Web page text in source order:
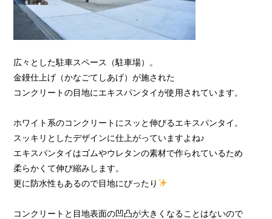
広々とした駐車スペース（駐車場）。
金鏝仕上げ（かなごてしあげ）が施された
コンクリートの目地にエキスパンタイが使用されています。
ホワイト系のコンクリートにスッと伸びるエキスパンタイ。
スッキリとしたデザインに仕上がっていますよね♪
エキスパンタイはゴムやウレタンの素材で作られているため
柔らかくて伸び縮みします。
更に防水性もあるので目地にぴったり
コンクリートと目地表面の凹凸が大きくなることはないので